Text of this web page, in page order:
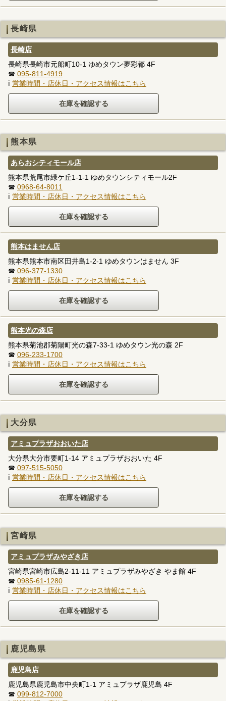
長崎県
長崎店
長崎県長崎市元船町10-1 ゆめタウン夢彩都 4F
☎ 095-811-4919
ℹ 営業時間・店休日・アクセス情報はこちら
熊本県
あらおシティモール店
熊本県荒尾市緑ケ丘1-1-1 ゆめタウンシティモール2F
☎ 0968-64-8011
ℹ 営業時間・店休日・アクセス情報はこちら
熊本はません店
熊本県熊本市南区田井島1-2-1 ゆめタウンはません 3F
☎ 096-377-1330
ℹ 営業時間・店休日・アクセス情報はこちら
熊本光の森店
熊本県菊池郡菊陽町光の森7-33-1 ゆめタウン光の森 2F
☎ 096-233-1700
ℹ 営業時間・店休日・アクセス情報はこちら
大分県
アミュプラザおおいた店
大分県大分市要町1-14 アミュプラザおおいた 4F
☎ 097-515-5050
ℹ 営業時間・店休日・アクセス情報はこちら
宮崎県
アミュプラザみやざき店
宮崎県宮崎市広島2-11-11 アミュプラザみやざき やま館 4F
☎ 0985-61-1280
ℹ 営業時間・店休日・アクセス情報はこちら
鹿児島県
鹿児島店
鹿児島県鹿児島市中央町1-1 アミュプラザ鹿児島 4F
☎ 099-812-7000